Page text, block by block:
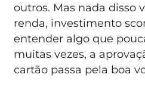
outros. Mas nada disso
renda, investimento
entender algo que
muitas vezes, a
cartão passa pela boa